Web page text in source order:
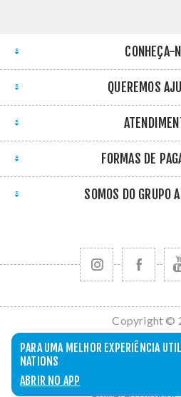
PARA UMA MELHOR EXPERIÊNCIA
NATIONS
ABRIR NO APP
CONHEÇA-
QUEREMOS
FORMAS DE
SOMOS DO GRUPO
Copyright ©
All Nations.
os